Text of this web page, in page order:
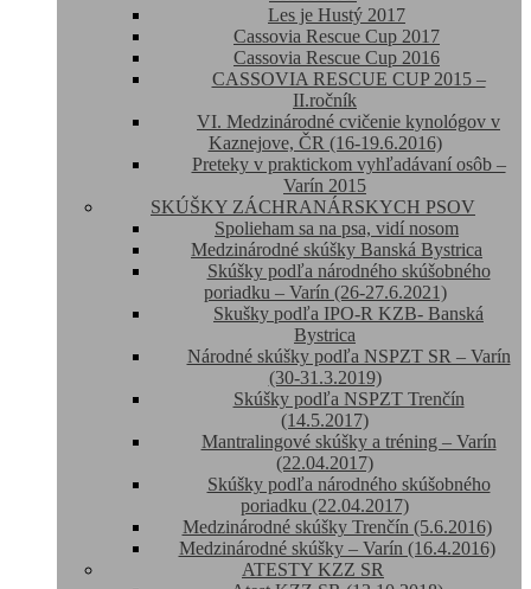
Les je Hustý 2017
Cassovia Rescue Cup 2017
Cassovia Rescue Cup 2016
CASSOVIA RESCUE CUP 2015 –
II.ročník
VI. Medzinárodné cvičenie kynológov v
Kaznejove, ČR (16-19.6.2016)
Preteky v praktickom vyhľadávaní osôb –
Varín 2015
SKÚŠKY ZÁCHRANÁRSKYCH PSOV
Spolieham sa na psa, vidí nosom
Medzinárodné skúšky Banská Bystrica
Skúšky podľa národného skúšobného
poriadku – Varín (26-27.6.2021)
Skušky podľa IPO-R KZB- Banská
Bystrica
Národné skúšky podľa NSPZT SR – Varín
(30-31.3.2019)
Skúšky podľa NSPZT Trenčín
(14.5.2017)
Mantralingové skúšky a tréning – Varín
(22.04.2017)
Skúšky podľa národného skúšobného
poriadku (22.04.2017)
Medzinárodné skúšky Trenčín (5.6.2016)
Medzinárodné skúšky – Varín (16.4.2016)
ATESTY KZZ SR